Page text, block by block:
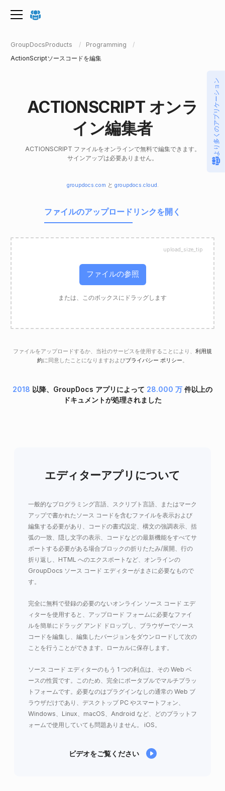
GroupDocsProducts
Programming
ActionScriptソースコードを編集
ACTIONSCRIPT オンラ
イン編集者
ACTIONSCRIPT ファイルをオンラインで無料で編集できます。
サインアップは必要ありません。
groupdocs.com と groupdocs.cloud .
ファイルのアップロード リンクを開く
ファイルの参照
または、このボックスにドラッグします
upload_size_tip
ファイルをアップロードするか、当社のサービスを使用することにより、 利用規
約に同意したことになりますおよびプライバシー ポリシー。
2018 以降、GroupDocs アプリによって 28.000 万 件以上の
ドキュメントが処理されました
エディターアプリについて
一般的なプログラミング言語、スクリプト言語、またはマーク
アップで書かれたソース コードを含むファイルを表示および
編集する必要があり、コードの書式設定、構文の強調表示、括
弧の一致、隠し文字の表示、コードなどの最新機能をすべてサ
ポートする必要がある場合ブロックの折りたたみ/展開、行の
折り返し、HTML へのエクスポートなど、オンラインの
GroupDocs ソース コード エディターがまさに必要なもので
す。
完全に無料で登録の必要のないオンライン ソース コード エデ
ィターを使用すると、アップロード フォームに必要なファイ
ルを簡単にドラッグ アンド ドロップし、ブラウザーでソース
コードを編集し、編集したバージョンをダウンロードして次の
ことを行うことができます。ローカルに保存します。
ソース コード エディターのもう 1 つの利点は、その Web ベ
ースの性質です。このため、完全にポータブルでマルチプラッ
トフォームです。必要なのはプラグインなしの通常の Web ブ
ラウザだけであり、デスクトップ PC やスマートフォン、
Windows、Linux、macOS、Android など、どのプラットフ
ォームで使用していても問題ありません。 iOS。
ビデオをご覧ください
より多くのアプリケーション